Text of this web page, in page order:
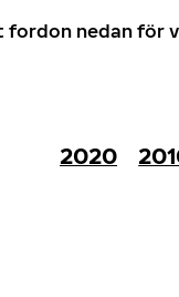
fordon nedan för
2020